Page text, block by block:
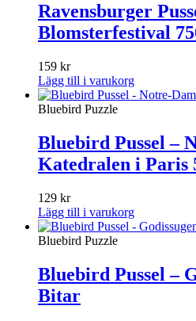
Ravensburger
Blomsterfestival
159 kr
Lägg till i varukorg
Bluebird Puzzle
Bluebird Pussel –
Katedralen i Paris
129 kr
Lägg till i varukorg
Bluebird Puzzle
Bluebird Pussel –
Bitar